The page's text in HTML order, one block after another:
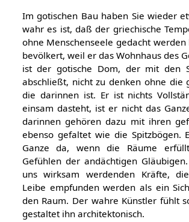
Im gotischen Bau haben Sie wieder
wahr es ist, daß der griechische
ohne Menschenseele gedacht
bevölkert, weil er das Wohnhaus des
ist der gotische Dom, der mit den
abschließt, nicht zu denken ohne die
die darinnen ist. Er ist nichts
einsam dasteht, ist er nicht das
darinnen gehören dazu mit ihren
ebenso gefaltet wie die Spitzbögen.
Ganze da, wenn die Räume
Gefühlen der andächtigen
uns wirksam werdenden Kräfte,
Leibe empfunden werden als ein
den Raum. Der wahre Künstler fühlt
gestaltet ihn architektonisch.